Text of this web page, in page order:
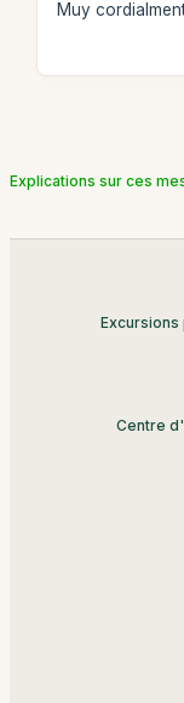
Muy
Explications sur ces
Centre